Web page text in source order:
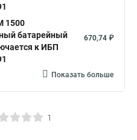
1500
батарейный
к ИБП
670,74 ₽
Показать больше
1